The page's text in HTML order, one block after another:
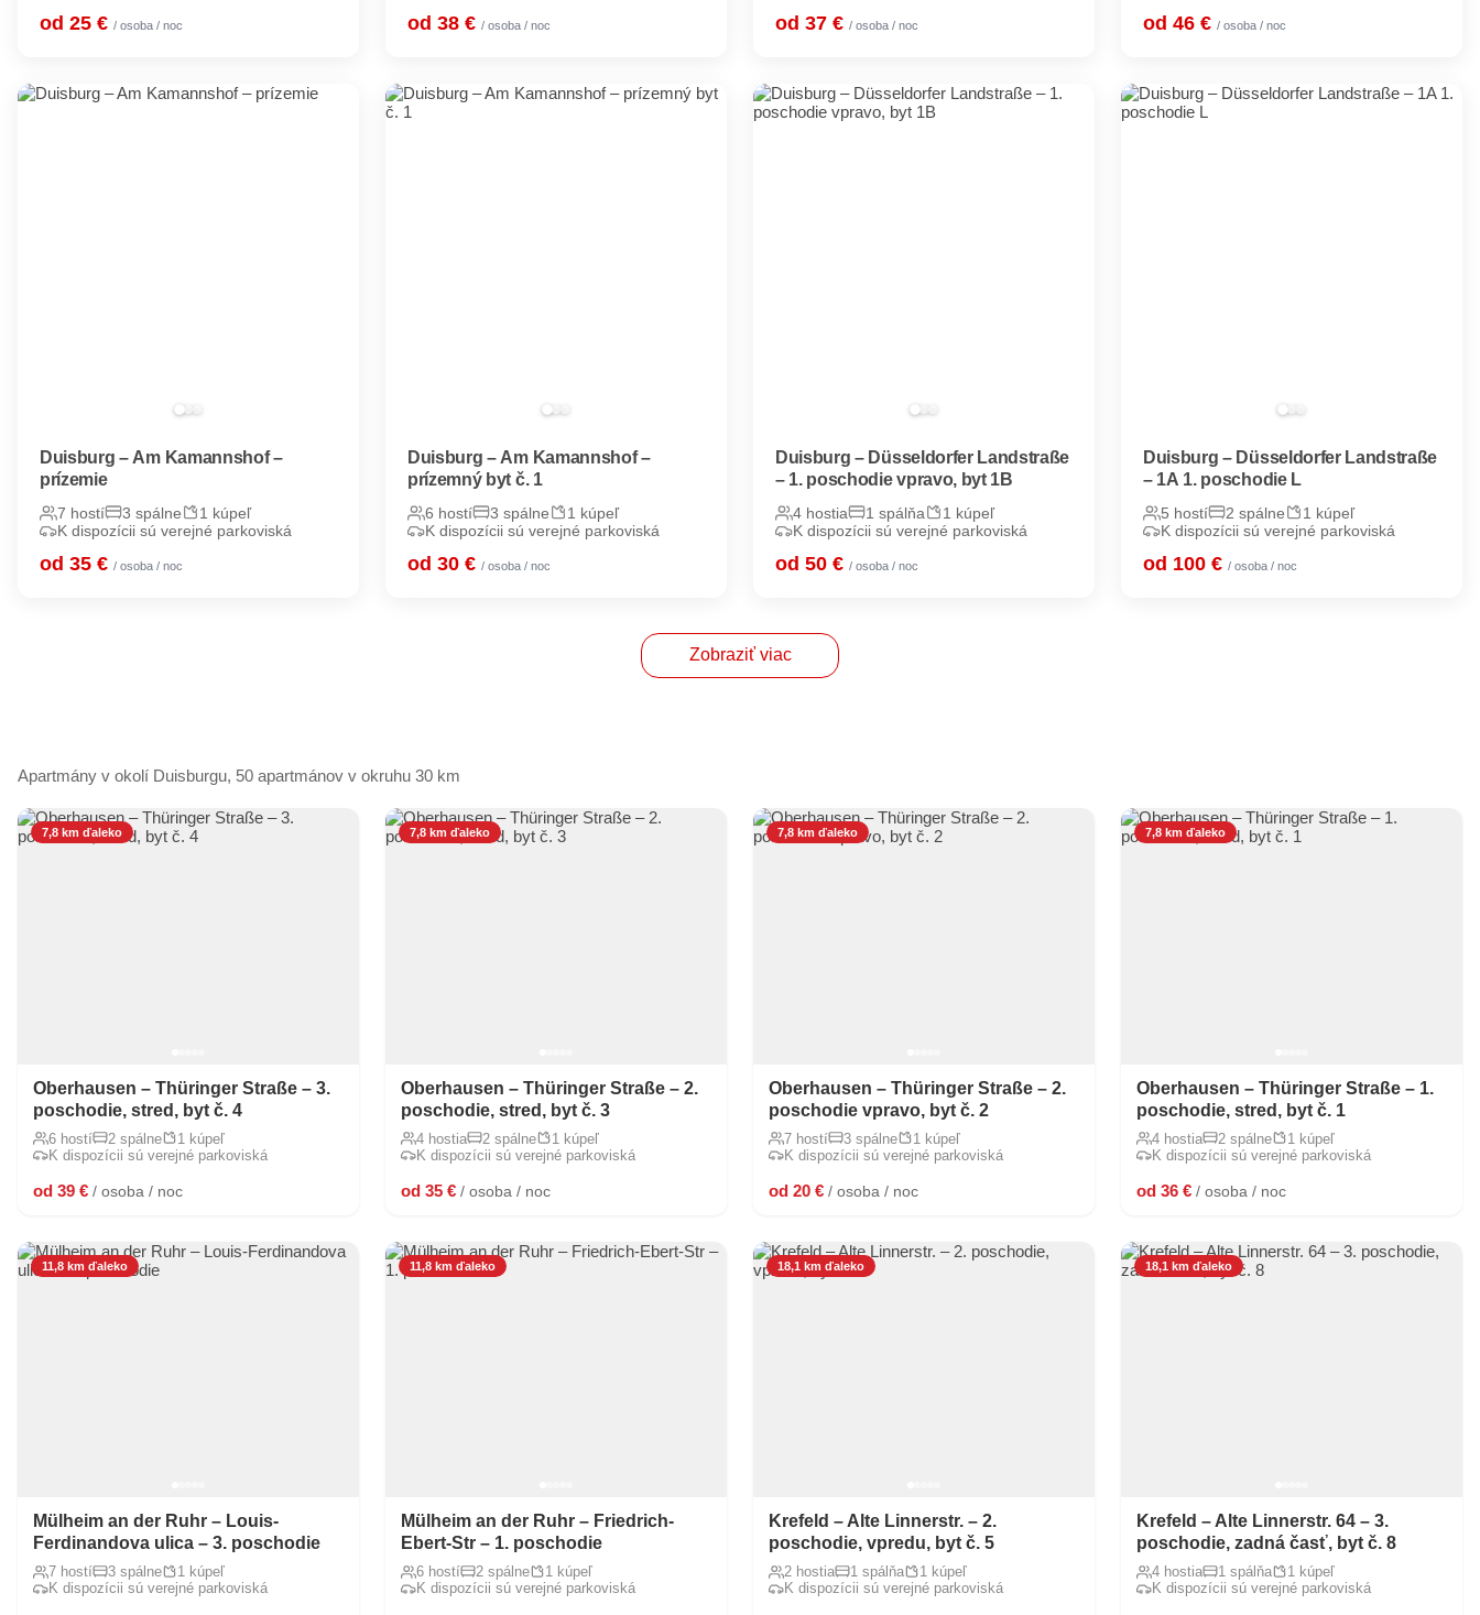
od 25 € / osoba / noc od 38 € / osoba / noc od 37 € / osoba / noc od 46 € / osoba / noc
Duisburg – Am Kamannshof –
prízemie
7 hostí 3 spálne
1 kúpeľ
K dispozícii sú verejné parkoviská
od 35 € / osoba / noc
Duisburg – Am Kamannshof –
prízemný byt č. 1
6 hostí 3 spálne
1 kúpeľ
K dispozícii sú verejné parkoviská
od 30 € / osoba / noc
Duisburg – Düsseldorfer Landstraße
– 1. poschodie vpravo, byt 1B
4 hostia 1 spálňa
1 kúpeľ
K dispozícii sú verejné parkoviská
od 50 € / osoba / noc
Duisburg – Düsseldorfer Landstraße
– 1A 1. poschodie L
5 hostí 2 spálne
1 kúpeľ
K dispozícii sú verejné parkoviská
od 100 € / osoba / noc
Zobraziť viac
Apartmány v okolí Duisburgu, 50 apartmánov v okruhu 30 km
7,8 km ďaleko
Oberhausen – Thüringer Straße – 3.
poschodie, stred, byt č. 4
6 hostí 2 spálne
1 kúpeľ
K dispozícii sú verejné parkoviská
od 39 € / osoba / noc
7,8 km ďaleko
Oberhausen – Thüringer Straße – 2.
poschodie, stred, byt č. 3
4 hostia 2 spálne
1 kúpeľ
K dispozícii sú verejné parkoviská
od 35 € / osoba / noc
7,8 km ďaleko
Oberhausen – Thüringer Straße – 2.
poschodie vpravo, byt č. 2
7 hostí 3 spálne
1 kúpeľ
K dispozícii sú verejné parkoviská
od 20 € / osoba / noc
7,8 km ďaleko
Oberhausen – Thüringer Straße – 1.
poschodie, stred, byt č. 1
4 hostia 2 spálne
1 kúpeľ
K dispozícii sú verejné parkoviská
od 36 € / osoba / noc
11,8 km ďaleko
Mülheim an der Ruhr – Louis-
Ferdinandova ulica – 3. poschodie
7 hostí 3 spálne
1 kúpeľ
K dispozícii sú verejné parkoviská
11,8 km ďaleko
Mülheim an der Ruhr – Friedrich-
Ebert-Str – 1. poschodie
6 hostí 2 spálne
1 kúpeľ
K dispozícii sú verejné parkoviská
18,1 km ďaleko
Krefeld – Alte Linnerstr. – 2.
poschodie, vpredu, byt č. 5
2 hostia 1 spálňa
1 kúpeľ
K dispozícii sú verejné parkoviská
18,1 km ďaleko
Krefeld – Alte Linnerstr. 64 – 3.
poschodie, zadná časť, byt č. 8
4 hostia 1 spálňa
1 kúpeľ
K dispozícii sú verejné parkoviská